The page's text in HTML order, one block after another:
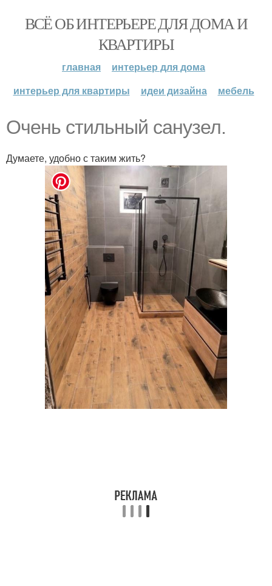
ВСЁ ОБ ИНТЕРЬЕРЕ ДЛЯ ДОМА И
КВАРТИРЫ
главная
интерьер для дома
интерьер для квартиры
идеи дизайна мебель
Очень стильный санузел.
Думаете, удобно с таким жить?